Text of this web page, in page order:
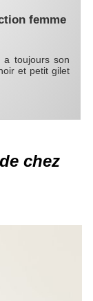
femme
toujours son
et petit gilet
chez